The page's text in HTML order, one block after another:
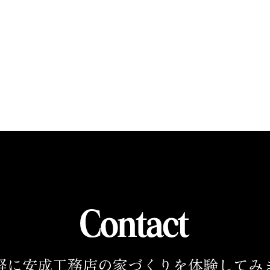
に安成工務店の家づくりを体験してみ